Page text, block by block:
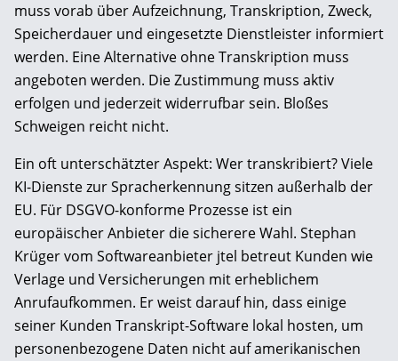
muss vorab über Aufzeichnung, Transkription, Zweck,
Speicherdauer und eingesetzte Dienstleister informiert
werden. Eine Alternative ohne Transkription muss
angeboten werden. Die Zustimmung muss aktiv
erfolgen und jederzeit widerrufbar sein. Bloßes
Schweigen reicht nicht.
Ein oft unterschätzter Aspekt: Wer transkribiert? Viele
KI-Dienste zur Spracherkennung sitzen außerhalb der
EU. Für DSGVO-konforme Prozesse ist ein
europäischer Anbieter die sicherere Wahl. Stephan
Krüger vom Softwareanbieter jtel betreut Kunden wie
Verlage und Versicherungen mit erheblichem
Anrufaufkommen. Er weist darauf hin, dass einige
seiner Kunden Transkript-Software lokal hosten, um
personenbezogene Daten nicht auf amerikanischen